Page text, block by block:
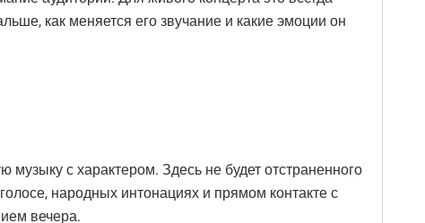
как меняется его звучание и какие эмоции он
музыку с характером. Здесь не будет отстраненного
народных интонациях и прямом контакте с
вечера.